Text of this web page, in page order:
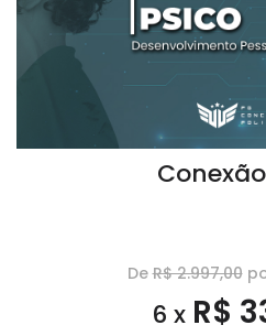
DeR$ 2.997,00
6 x R$